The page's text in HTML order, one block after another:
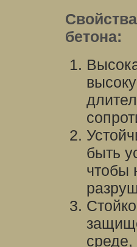
бетона:
быть
чтобы
среде,